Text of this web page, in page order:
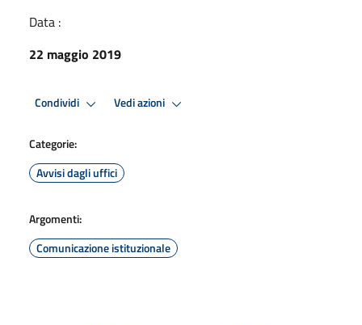
Data :
22 maggio 2019
Condividi Vedi azioni
Categorie:
Avvisi dagli uffici
Argomenti:
Comunicazione istituzionale